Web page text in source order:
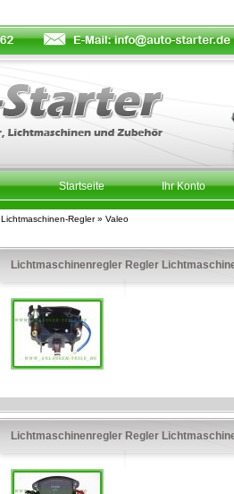
Lichtmaschinen-Regler» Valeo
Startseite Ihr Konto
Lichtmaschinenregler Regler
Lichtmaschinenregler Regler